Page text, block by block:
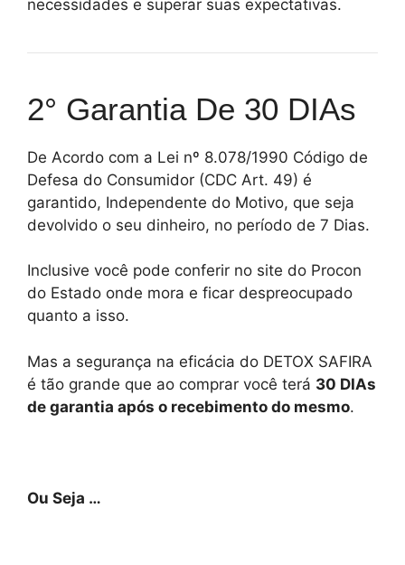
necessidades e superar suas expectativas.
2° Garantia De 30 DIAs
De Acordo com a Lei nº 8.078/1990 Código de
Defesa do Consumidor (CDC Art. 49) é
garantido, Independente do Motivo, que seja
devolvido o seu dinheiro, no período de 7 Dias.
Inclusive você pode conferir no site do Procon
do Estado onde mora e ficar despreocupado
quanto a isso.
Mas a segurança na eficácia do DETOX SAFIRA
é tão grande que ao comprar você terá 30 DIAs
de garantia após o recebimento do mesmo.
Ou Seja …